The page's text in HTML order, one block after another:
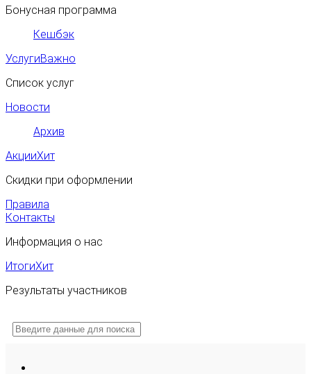
Бонусная программа
Кешбэк
УслугиВажно
Список услуг
Новости
Архив
АкцииХит
Скидки при оформлении
Правила
Контакты
Информация о нас
ИтогиХит
Результаты участников